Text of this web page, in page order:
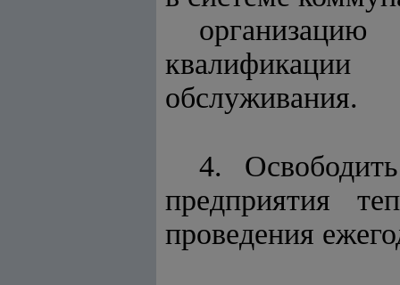
обслуживания.
4.
предприятия
проведения